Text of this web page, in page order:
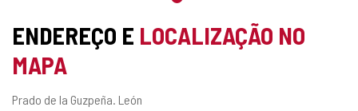
ENDEREÇO E LOCALIZAÇÃO NO
MAPA
Endereço
Prado de la Guzpeña. León